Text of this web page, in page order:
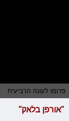
פרומו לעונה הרביעית
"אורפן בלאק"